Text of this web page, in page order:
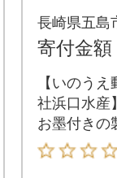
し×8袋
長崎県五島
寄付金額
【いのう
社浜口水産
お墨付きの